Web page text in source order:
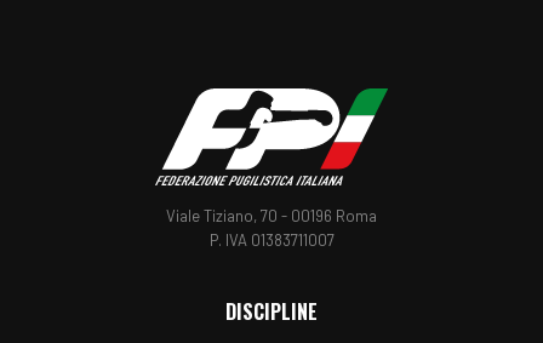
Viale Tiziano, 70 - 00196 Roma
P. IVA 01383711007
DISCIPLINE